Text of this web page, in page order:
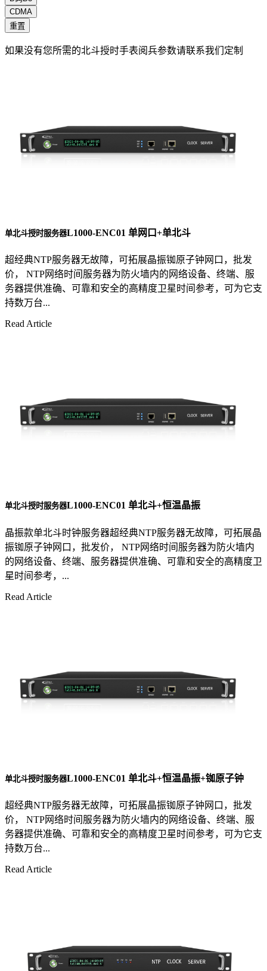
CDMA
重置
如果没有您所需的北斗授时手表阅兵参数请联系我们定制
单北斗授时服务器L1000-ENC01 单网口+单北斗
超经典NTP服务器无故障，可拓展晶振铷原子钟网口，批发
价， NTP网络时间服务器为防火墙内的网络设备、终端、服
务器提供准确、可靠和安全的高精度卫星时间参考，可为它支
持数万台...
Read Article
单北斗授时服务器L1000-ENC01 单北斗+恒温晶振
晶振款单北斗时钟服务器超经典NTP服务器无故障，可拓展晶
振铷原子钟网口，批发价， NTP网络时间服务器为防火墙内
的网络设备、终端、服务器提供准确、可靠和安全的高精度卫
星时间参考，...
Read Article
单北斗授时服务器L1000-ENC01 单北斗+恒温晶振+铷原子钟
超经典NTP服务器无故障，可拓展晶振铷原子钟网口，批发
价， NTP网络时间服务器为防火墙内的网络设备、终端、服
务器提供准确、可靠和安全的高精度卫星时间参考，可为它支
持数万台...
Read Article